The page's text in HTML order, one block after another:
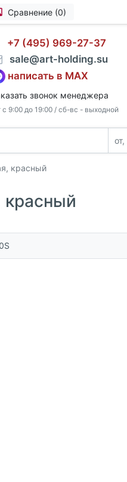
Сравнение (0)
⠀+7 (495) 969-27-37
⠀sale@art-holding.su
написать в MAX
звонок менеджера
с 9:00 до 19:00 / сб-вс - выходной
красный
красный